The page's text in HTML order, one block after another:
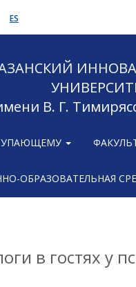
ES
В. Г.
ОБРАЗОВАТЕЛЬНАЯ
в гостях у